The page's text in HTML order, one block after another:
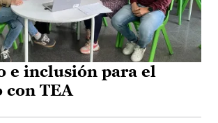
e inclusión para el
con TEA